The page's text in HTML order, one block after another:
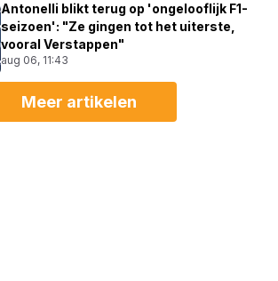
Antonelli blikt terug op 'ongelooflijk F1-
seizoen': "Ze gingen tot het uiterste,
vooral Verstappen"
aug 06, 11:43
Meer artikelen